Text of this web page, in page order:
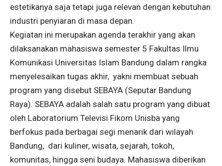
estetikanya saja tetapi juga relevan dengan kebutuhan
industri penyiaran di masa depan.
Kegiatan ini merupakan agenda terakhir yang akan
dilaksanakan mahasiswa semester 5 Fakultas Ilmu
Komunikasi Universitas Islam Bandung dalam rangka
menyelesaikan tugas akhir, yakni membuat sebuah
program yang disebut SEBAYA (Seputar Bandung
Raya). SEBAYA adalah salah satu program yang dibuat
oleh Laboratorium Televisi Fikom Unisba yang
berfokus pada berbagai segi menarik dari wilayah
Bandung, dari kuliner, wisata, sejarah, tokoh,
komunitas, hingga seni budaya. Mahasiswa diberikan